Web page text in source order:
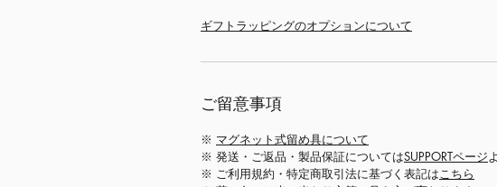
ギフトラッピングのオプションについて
ご留意事項
※ マグネット式留め具について
※ 発送・ご返品・製品保証についてはSUPPORTページ
※ ご利用規約・特定商取引法に基づく表記は こちら